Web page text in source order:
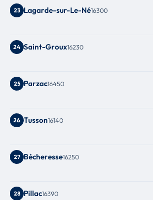
23 Lagarde-sur-Le-Né16300
24 Saint-Groux16230
25 Parzac16450
26 Tusson16140
27 Bécheresse16250
28 Pillac16390